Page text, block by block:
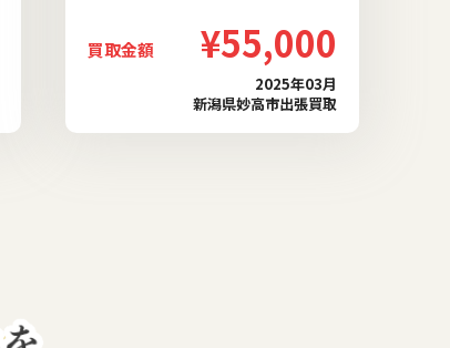
買取金額 ¥55,000
2025年03月
新潟県妙高市出張買取